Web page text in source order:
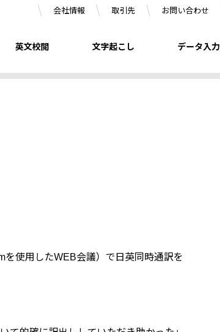
会社情報 取引先 お問い合わせ
英文校閲 文字起こし データ入力
使用したWEB会議）で日英同時通訳を